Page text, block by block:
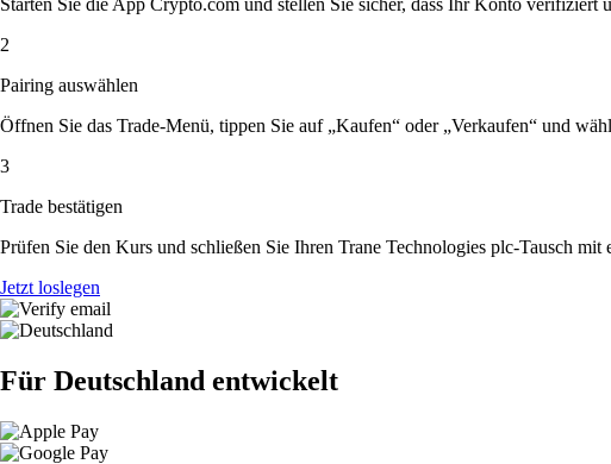
Starten Sie die App Crypto.com und stellen Sie sicher, dass Ihr Konto verifiziert
2
Pairing auswählen
Öffnen Sie das Trade-Menü, tippen Sie auf „Kaufen“ oder „Verkaufen“ und
3
Trade bestätigen
Prüfen Sie den Kurs und schließen Sie Ihren Trane Technologies plc-Tausch mit
Jetzt loslegen
Für Deutschland entwickelt